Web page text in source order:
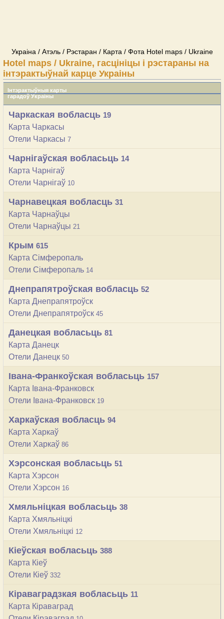
Украіна / Атэль / Рэстаран / Карта / Фота Hotel maps / Ukraine
Hotel maps / Ukraine, гасцініцы і рэстараны на
інтэрактыўнай карце Украіны
Інтэрактыўныя карты
гарадоў Украіны
Чаркаская вобласць 19
Карта Чаркасы
Отели Чаркасы 7
Чарнігаўская вобласьць 14
Карта Чарнігаў
Отели Чарнігаў 10
Чарнавецкая вобласць 31
Карта Чарнаўцы
Отели Чарнаўцы 21
Крым 615
Карта Сімферопаль
Отели Сімферопаль 14
Днепрапятроўская вобласць 52
Карта Днепрапятроўск
Отели Днепрапятроўск 45
Данецкая вобласьць 81
Карта Данецк
Отели Данецк 50
Івана-Франкоўская вобласьць 157
Карта Івана-Франковск
Отели Івана-Франковск 19
Харкаўская вобласць 94
Карта Харкаў
Отели Харкаў 86
Хэрсонская вобласьць 51
Карта Хэрсон
Отели Хэрсон 16
Хмяльніцкая вобласьць 38
Карта Хмяльніцкі
Отели Хмяльніцкі 12
Кіеўская вобласьць 388
Карта Кіеў
Отели Кіеў 332
Кіраваградзкая вобласьць 11
Карта Кіраваград